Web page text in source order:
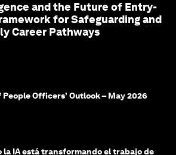
and the Future of Entry-
for Safeguarding and
Career Pathways
People Officers’ Outlook – May 2026
la IA está transformando el trabajo de